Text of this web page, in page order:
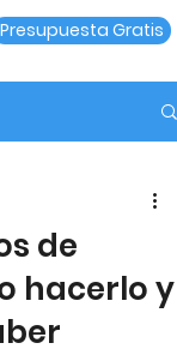
Presupuesta Gratis
de
hacerlo y